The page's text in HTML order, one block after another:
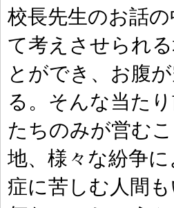
校長先生のお話
て考えさせられ
とができ、お腹
る。そんな当た
たちのみが営む
地、様々な紛争
症に苦しむ人間